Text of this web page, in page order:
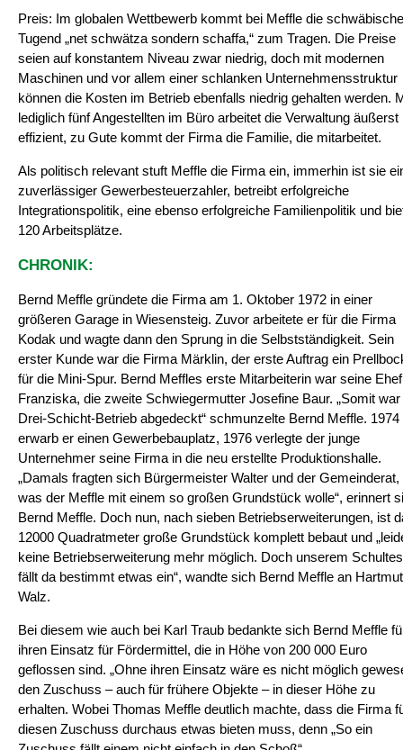
Preis: Im globalen Wettbewerb kommt bei Meffle die schwäbische
Tugend „net schwätza sondern schaffa,“ zum Tragen. Die Preise
seien auf konstantem Niveau zwar niedrig, doch mit modernen
Maschinen und vor allem einer schlanken Unternehmensstruktur
können die Kosten im Betrieb ebenfalls niedrig gehalten werden.
lediglich fünf Angestellten im Büro arbeitet die Verwaltung äußerst
effizient, zu Gute kommt der Firma die Familie, die mitarbeitet.
Als politisch relevant stuft Meffle die Firma ein, immerhin ist sie
zuverlässiger Gewerbesteuerzahler, betreibt erfolgreiche
Integrationspolitik, eine ebenso erfolgreiche Familienpolitik und
120 Arbeitsplätze.
CHRONIK:
Bernd Meffle gründete die Firma am 1. Oktober 1972 in einer
größeren Garage in Wiesensteig. Zuvor arbeitete er für die Firma
Kodak und wagte dann den Sprung in die Selbstständigkeit. Sein
erster Kunde war die Firma Märklin, der erste Auftrag ein
für die Mini-Spur. Bernd Meffles erste Mitarbeiterin war seine
Franziska, die zweite Schwiegermutter Josefine Baur. „Somit war
Drei-Schicht-Betrieb abgedeckt“ schmunzelte Bernd Meffle. 1974
erwarb er einen Gewerbebauplatz, 1976 verlegte der junge
Unternehmer seine Firma in die neu erstellte Produktionshalle.
„Damals fragten sich Bürgermeister Walter und der Gemeinderat,
was der Meffle mit einem so großen Grundstück wolle“, erinnert
Bernd Meffle. Doch nun, nach sieben Betriebserweiterungen, ist
12000 Quadratmeter große Grundstück komplett bebaut und
keine Betriebserweiterung mehr möglich. Doch unserem Schultes
fällt da bestimmt etwas ein“, wandte sich Bernd Meffle an Hartmut
Walz.
Bei diesem wie auch bei Karl Traub bedankte sich Bernd Meffle
ihren Einsatz für Fördermittel, die in Höhe von 200 000 Euro
geflossen sind. „Ohne ihren Einsatz wäre es nicht möglich
den Zuschuss – auch für frühere Objekte – in dieser Höhe zu
erhalten. Wobei Thomas Meffle deutlich machte, dass die Firma
diesen Zuschuss durchaus etwas bieten muss, denn „So ein